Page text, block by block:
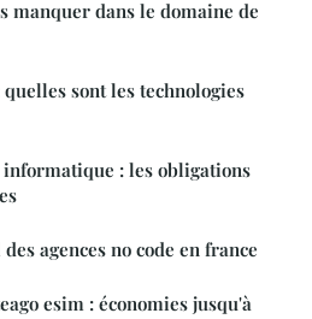
manquer dans le domaine de
sont les technologies
: les obligations
agences no code en france
esim : économies jusqu'à